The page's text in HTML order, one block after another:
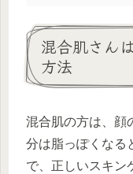
混合肌さん
方法
混合肌の方は、顔
分は脂っぽくなる
で、正しいスキン